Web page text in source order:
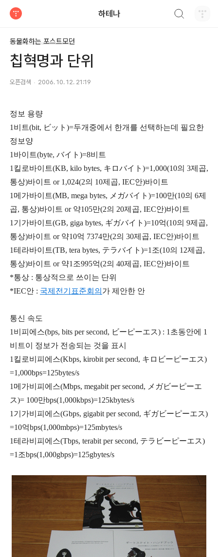
하테나
동물화하는 포스트모던
칩혁명과 단위
오픈검색 2006. 10. 12. 21:19
정보 용량
1비트(bit, ビット)=두개중에서 한개를 선택하는데 필요한
정보양
1바이트(byte, バイト)=8비트
1킬로바이트(KB, kilo bytes, キロバイト)=1,000(10의 3제곱,
통상)바이트 or 1,024(2의 10제곱, IEC안)바이트
1메가바이트(MB, mega bytes, メガバイト)=100만(10의 6제
곱, 통상)바이트 or 약105만(2의 20제곱, IEC안)바이트
1기가바이트(GB, giga bytes, ギガバイト)=10억(10의 9제곱,
통상)바이트 or 약10억 7374만(2의 30제곱, IEC안)바이트
1테라바이트(TB, tera bytes, テラバイト)=1조(10의 12제곱,
통상)바이트 or 약1조995억(2의 40제곱, IEC안)바이트
*통상 : 통상적으로 쓰이는 단위
*IEC안 : 국제전기표준회의 가 제안한 안
통신 속도
1비피에스(bps, bits per second, ビーピーエス) : 1초동안에 1
비트이 정보가 전송되는 것을 표시
1킬로비피에스(Kbps, kirobit per second, キロビーピーエス)
=1,000bps=125bytes/s
1메가비피에스(Mbps, megabit per second, メガビーピーエ
ス)= 100만bps(1,000kbps)=125kbytes/s
1기가비피에스(Gbps, gigabit per second, ギガビーピーエス)
=10억bps(1,000mbps)=125mbytes/s
1테라비피에스(Tbps, terabit per second, テラビーピーエス)
=1조bps(1,000gbps)=125gbytes/s